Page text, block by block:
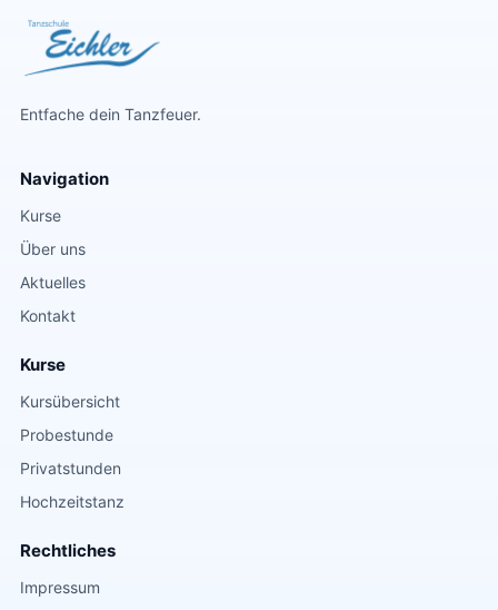
Entfache dein Tanzfeuer.
Navigation
Kurse
Über uns
Aktuelles
Kontakt
Kurse
Kursübersicht
Probestunde
Privatstunden
Hochzeitstanz
Rechtliches
Impressum